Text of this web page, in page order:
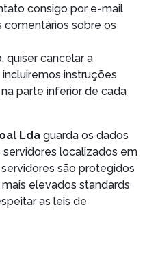
consigo por e-mail
comentários sobre os
quiser cancelar a
instruções
parte inferior de cada
Lda guarda os dados
localizados em
são protegidos
elevados standards
as leis de